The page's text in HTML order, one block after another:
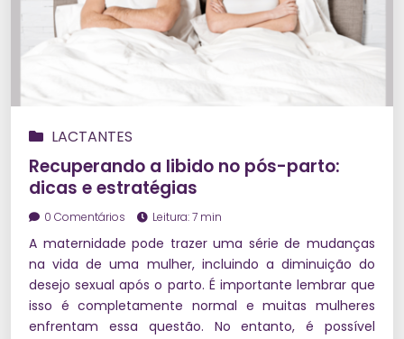
LACTANTES
Recuperando a libido no pós-parto:
dicas e estratégias
0 Comentários Leitura: 7 min
A maternidade pode trazer uma série de mudanças
na vida de uma mulher, incluindo a diminuição do
desejo sexual após o parto. É importante lembrar que
isso é completamente normal e muitas mulheres
enfrentam essa questão. No entanto, é possível